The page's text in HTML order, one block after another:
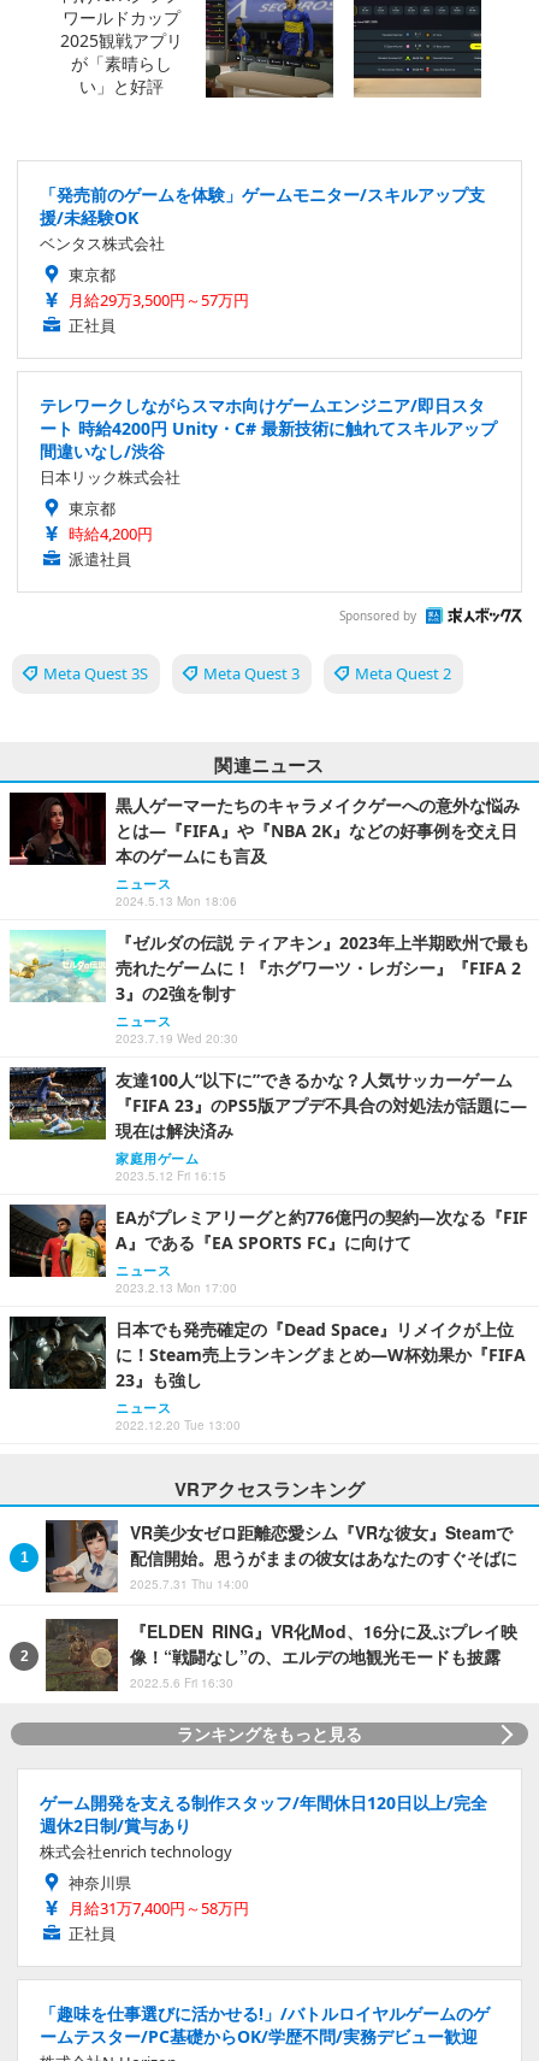
「発売前のゲームを体験」ゲームモニター/スキルアップ支
援/未経験OK
ベンタス株式会社
東京都
月給29万3,500円～57万円
正社員
テレワークしながらスマホ向けゲームエンジニア/即日スタ
ート 時給4200円 Unity・C# 最新技術に触れてスキルアップ
間違いなし/渋谷
日本リック株式会社
東京都
時給4,200円
派遣社員
Sponsored by
Meta Quest 3S Meta Quest 3 Meta Quest 2
関連ニュース
黒人ゲーマーたちのキャラメイクゲーへの意外な悩み
とは―『FIFA』や『NBA 2K』などの好事例を交え日
本のゲームにも言及
ニュース
2024.5.13 Mon 18:06
『ゼルダの伝説 ティアキン』2023年上半期欧州で最も
売れたゲームに！『ホグワーツ・レガシー』『FIFA 2
3』の2強を制す
ニュース
2023.7.19 Wed 20:30
友達100人“以下に”できるかな？人気サッカーゲーム
『FIFA 23』のPS5版アプデ不具合の対処法が話題に―
現在は解決済み
家庭用ゲーム
2023.5.12 Fri 16:15
EAがプレミアリーグと約776億円の契約―次なる『FIF
A』である『EA SPORTS FC』に向けて
ニュース
2023.2.13 Mon 17:00
日本でも発売確定の『Dead Space』リメイクが上位
に！Steam売上ランキングまとめ―W杯効果か『FIFA
23』も強し
ニュース
2022.12.20 Tue 13:00
VRアクセスランキング
VR美少女ゼロ距離恋愛シム『VRな彼女』Steamで
配信開始。思うがままの彼女はあなたのすぐそばに
2025.7.31 Thu 14:00
『ELDEN RING』VR化Mod、16分に及ぶプレイ映
像！“戦闘なし”の、エルデの地観光モードも披露
2022.5.6 Fri 16:30
ランキングをもっと見る
ゲーム開発を支える制作スタッフ/年間休日120日以上/完全
週休2日制/賞与あり
株式会社enrich technology
神奈川県
月給31万7,400円～58万円
正社員
「趣味を仕事選びに活かせる!」/バトルロイヤルゲームのゲ
ームテスター/PC基礎からOK/学歴不問/実務デビュー歓迎